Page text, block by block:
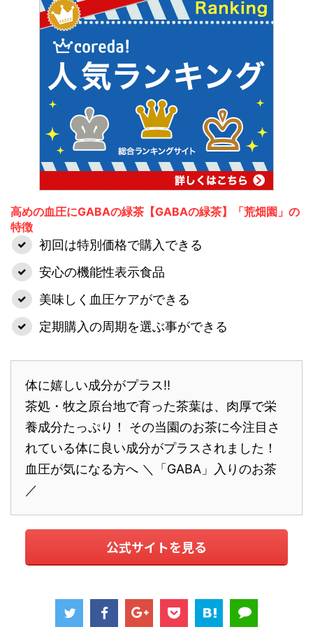
高めの血圧にGABAの緑茶【GABAの緑茶】「荒畑園」の
特徴
初回は特別価格で購入できる
安心の機能性表示食品
美味しく血圧ケアができる
定期購入の周期を選ぶ事ができる
体に嬉しい成分がプラス!!
茶処・牧之原台地で育った茶葉は、肉厚で栄
養成分たっぷり！ その当園のお茶に今注目さ
れている体に良い成分がプラスされました！
血圧が気になる方へ ＼「GABA」入りのお茶
／
公式サイトを見る